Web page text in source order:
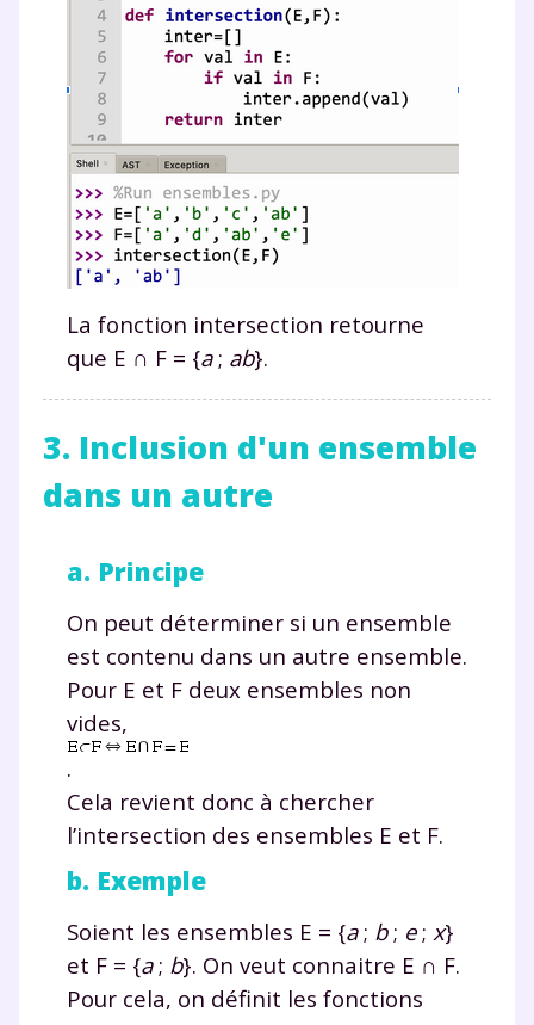
La fonction intersection retourne
que E ∩ F = {a; ab}.
3. Inclusion d'un ensemble
dans un autre
a. Principe
On peut déterminer si un ensemble
est contenu dans un autre ensemble.
Pour E et F deux ensembles non
vides,
.
Cela revient donc à chercher
l’intersection des ensembles E et F.
b. Exemple
Soient les ensembles E = {a; b; e; x}
et F = {a; b}. On veut connaitre E ∩ F.
Pour cela, on définit les fonctions
Envie de progresser
et de réussir votre
année scolaire ?